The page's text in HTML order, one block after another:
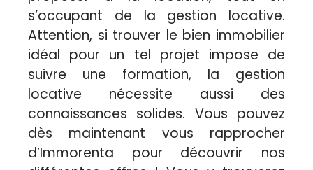
s’occupant de la gestion locative.
Attention, si trouver le bien immobilier
idéal pour un tel projet impose de
suivre une formation, la gestion
locative nécessite aussi des
connaissances solides. Vous pouvez
dès maintenant vous rapprocher
d’Immorenta pour découvrir nos